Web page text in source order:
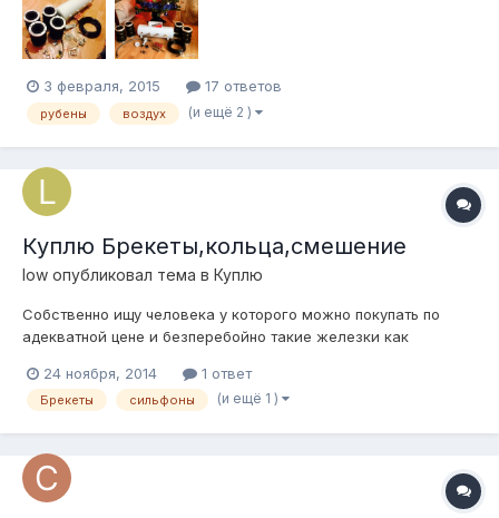
передумал строится в этом сезоне... продаю по чём брал...
Спб,возможно пересыл. 89817602...
3 февраля, 2015 17 ответов
рубены воздух (и ещё 2 )
Куплю Брекеты,кольца,смешение
low опубликовал тема в Куплю
Собственно ищу человека у которого можно покупать по
адекватной цене и безперебойно такие железки как
5.смешение 6.проставки под шаровые 7.дропы 8.прочие пи
чертежам Всем кому интересно,жду Ваших коментарий
24 ноября, 2014 1 ответ
Брекеты сильфоны (и ещё 1 )